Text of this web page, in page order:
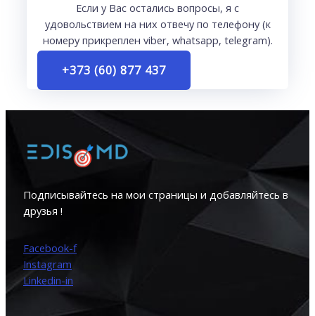
Если у Вас остались вопросы, я с
удовольствием на них отвечу по телефону (к
номеру прикреплен viber, whatsapp, telegram).
+373 (60) 877 437
Подписывайтесь на мои страницы и добавляйтесь в
друзья !
Facebook-f
Instagram
Linkedin-in